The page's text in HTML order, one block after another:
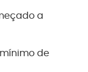
a
mínimo de